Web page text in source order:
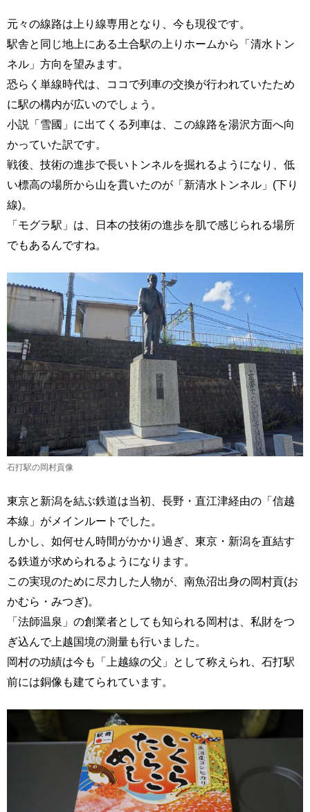
元々の線路は上り線専用となり、今も現役です。
駅舎と同じ地上にある土合駅の上りホームから「清水トン
ネル」方向を望みます。
恐らく単線時代は、ココで列車の交換が行われていたため
に駅の構内が広いのでしょう。
小説「雪國」に出てくる列車は、この線路を湯沢方面へ向
かっていた訳です。
戦後、技術の進歩で長いトンネルを掘れるようになり、低
い標高の場所から山を貫いたのが「新清水トンネル」(下り
線)。
「モグラ駅」は、日本の技術の進歩を肌で感じられる場所
でもあるんですね。
石打駅の岡村貢像
東京と新潟を結ぶ鉄道は当初、長野・直江津経由の「信越
本線」がメインルートでした。
しかし、如何せん時間がかかり過ぎ、東京・新潟を直結す
る鉄道が求められるようになります。
この実現のために尽力した人物が、南魚沼出身の岡村貢(お
かむら・みつぎ)。
「法師温泉」の創業者としても知られる岡村は、私財をつ
ぎ込んで上越国境の測量も行いました。
岡村の功績は今も「上越線の父」として称えられ、石打駅
前には銅像も建てられています。